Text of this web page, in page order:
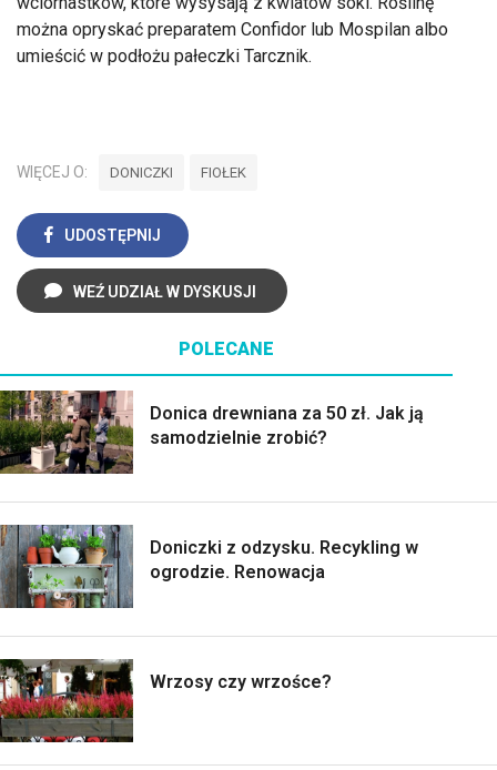
można opryskać preparatem Confidor lub Mospilan albo
umieścić w podłożu pałeczki Tarcznik.
WIĘCEJ O: DONICZKI FIOŁEK
UDOSTĘPNIJ
WEŹ UDZIAŁ W DYSKUSJI
POLECANE
Donica drewniana za 50 zł. Jak ją
samodzielnie zrobić?
Doniczki z odzysku. Recykling w
ogrodzie. Renowacja
Wrzosy czy wrzośce?